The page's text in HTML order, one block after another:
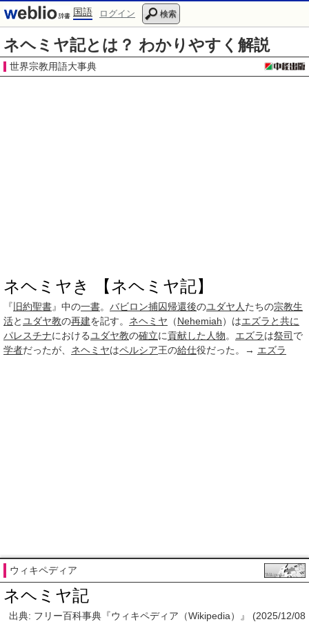
国語 ログイン 検索
ネヘミヤ記とは？ わかりやすく解説
世界宗教用語大事典
ネヘミヤき 【ネヘミヤ記】
『 旧約聖書』中の一書。 バビロン捕囚帰還後のユダヤ人 たちの宗教生
活と ユダヤ教の再建を記す。 ネヘミヤ （Nehemiah）はエズラ と共に
パレスチナにおけるユダヤ教の確立に貢献した 人物。 エズラは祭司 で
学者だったが、 ネヘミヤはペルシア王の給仕役だった。→ エズラ
ウィキペディア
ネヘミヤ記
出典: フリー百科事典『ウィキペディア（Wikipedia）』 (2025/12/08